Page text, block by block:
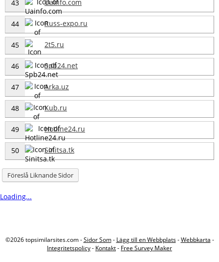
43 Uainfo.com
44 Russ-expo.ru
45 2t5.ru
46 Spb24.net
47 Arka.uz
48 Kub.ru
49 Hotline24.ru
50 Sinitsa.tk
Föreslå Liknande Sidor
Loading...
©2026 topsimilarsites.com -Sidor Som- Lägg till en Webbplats-Webbkarta -
Integritetspolicy- Kontakt- Free Survey Maker